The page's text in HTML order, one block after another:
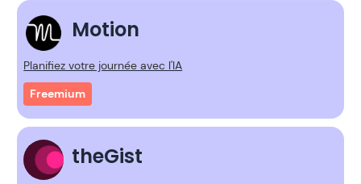
Motion
Planifiez votre journée avec l'IA
Freemium
theGist